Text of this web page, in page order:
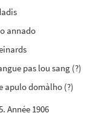
annado
pas lou sang (?)
apulo domàlho (?)
Année 1906